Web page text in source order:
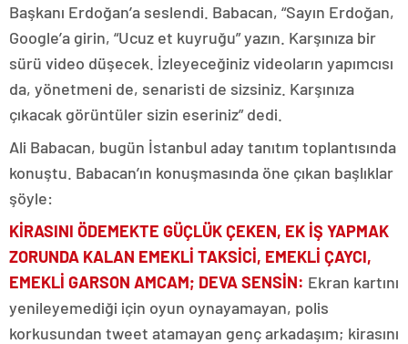
Başkanı Erdoğan’a seslendi. Babacan, “Sayın Erdoğan,
Google’a girin, “Ucuz et kuyruğu” yazın. Karşınıza bir
sürü video düşecek. İzleyeceğiniz videoların yapımcısı
da, yönetmeni de, senaristi de sizsiniz. Karşınıza
çıkacak görüntüler sizin eseriniz” dedi.
Ali Babacan, bugün İstanbul aday tanıtım toplantısında
konuştu. Babacan’ın konuşmasında öne çıkan başlıklar
şöyle:
KİRASINI ÖDEMEKTE GÜÇLÜK ÇEKEN, EK İŞ YAPMAK
ZORUNDA KALAN EMEKLİ TAKSİCİ, EMEKLİ ÇAYCI,
EMEKLİ GARSON AMCAM; DEVA SENSİN: Ekran kartını
yenileyemediği için oyun oynayamayan, polis
korkusundan tweet atamayan genç arkadaşım; kirasını